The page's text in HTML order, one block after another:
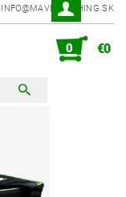
INFO@MAVER-FISHING.SK
0 €0